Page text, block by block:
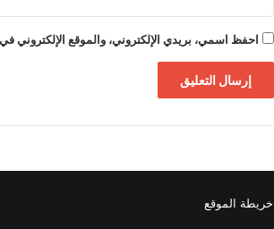
احفظ اسمي، بريدي الإلكتروني، والموقع الإلكتروني
خريطة الموقع